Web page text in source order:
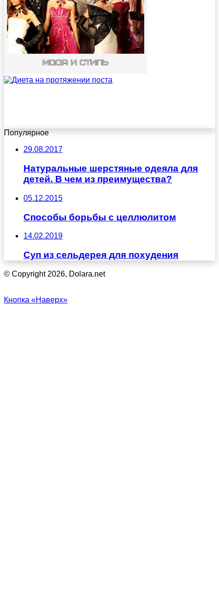
Популярное
29.08.2017
Натуральные шерстяные одеяла для
детей. В чем из преимущества?
05.12.2015
Способы борьбы с целлюлитом
14.02.2019
Суп из сельдерея для похудения
© Copyright 2026, Dolara.net
Кнопка «Наверх»